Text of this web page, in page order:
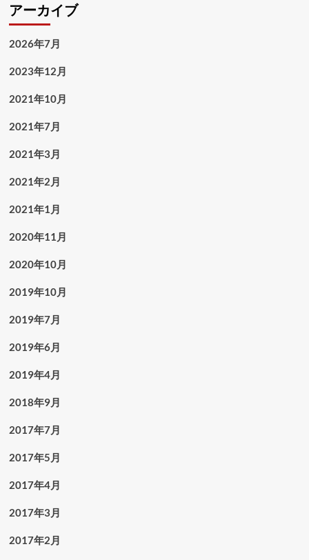
アーカイブ
2026年7月
2023年12月
2021年10月
2021年7月
2021年3月
2021年2月
2021年1月
2020年11月
2020年10月
2019年10月
2019年7月
2019年6月
2019年4月
2018年9月
2017年7月
2017年5月
2017年4月
2017年3月
2017年2月